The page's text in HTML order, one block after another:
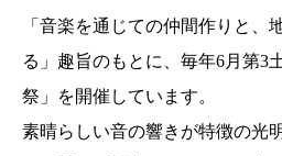
「音楽を通じての仲間作りと、
る」趣旨のもとに、毎年6月第3
祭」を開催しています。
素晴らしい音の響きが特徴の光